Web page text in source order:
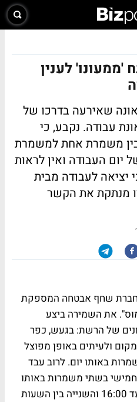
'ממעונו' לענין
שאירעה בדרכו של
עבודה. נקבע, כי
משמרת אחת למשמרת
העבודה ואין לראות
יציאה לעבודה מבית
מנתקת את הקשר
שחף אבטחה המספקת
את השמירה ביצע
של הרשת: בגעש, כפר
ולעיתים באופן מפוצל
באותו יום. לרוב עבד
בשתי משמרות באותו
יום, האחת בין השעות 7:30 עד 16:00 והשנייה בין השעות